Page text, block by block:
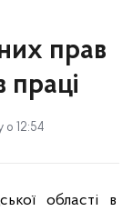
прав
праці
о 12:54
області в